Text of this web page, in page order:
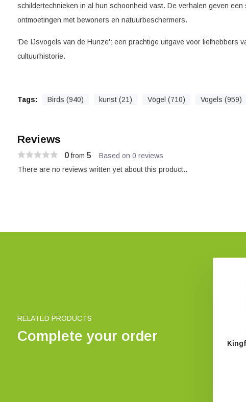
schildertechnieken in al hun schoonheid vast. De verhalen geven
ontmoetingen met bewoners en natuurbeschermers.
'De IJsvogels van de Hunze': een prachtige uitgave voor liefhebbers
cultuurhistorie.
Tags: Birds (940) kunst (21) Vögel (710) Vogels (959)
Reviews
0from 5 Based on 0 reviews
There are no reviews written yet about this product..
RELATED PRODUCTS
Complete your order